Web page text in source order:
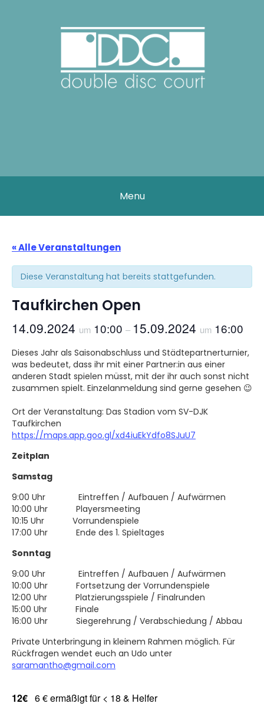
Menu
« Alle Veranstaltungen
Diese Veranstaltung hat bereits stattgefunden.
Taufkirchen Open
14.09.2024 um 10:00 – 15.09.2024 um 16:00
Dieses Jahr als Saisonabschluss und Städtepartnerturnier,
was bedeutet, dass ihr mit einer Partner:in aus einer
anderen Stadt spielen müsst, mit der ihr auch sonst nicht
zusammen spielt. Einzelanmeldung sind gerne gesehen 😉
Ort der Veranstaltung: Das Stadion vom SV-DJK
Taufkirchen
https://maps.app.goo.gl/xd4iuEkYdfo8SJuU7
Zeitplan
Samstag
9:00 Uhr Eintreffen / Aufbauen / Aufwärmen
10:00 Uhr Playersmeeting
10:15 Uhr Vorrundenspiele
17:00 Uhr Ende des 1. Spieltages
Sonntag
9:00 Uhr Eintreffen / Aufbauen / Aufwärmen
10:00 Uhr Fortsetzung der Vorrundenspiele
12:00 Uhr Platzierungsspiele / Finalrunden
15:00 Uhr Finale
16:00 Uhr Siegerehrung / Verabschiedung / Abbau
Private Unterbringung in kleinem Rahmen möglich. Für
Rückfragen wendet euch an Udo unter
saramantho@gmail.com
12€ 6 € ermäßigt für < 18 & Helfer